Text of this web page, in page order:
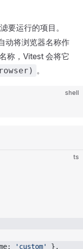
要运行的项目。
动将浏览器名称作
称，Vitest 会将它
。
shell
ts
'custom'
},